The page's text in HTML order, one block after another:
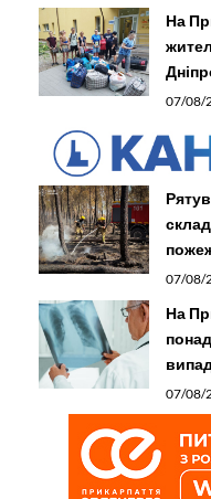
На
07/08/
07/08/
На
07/08/